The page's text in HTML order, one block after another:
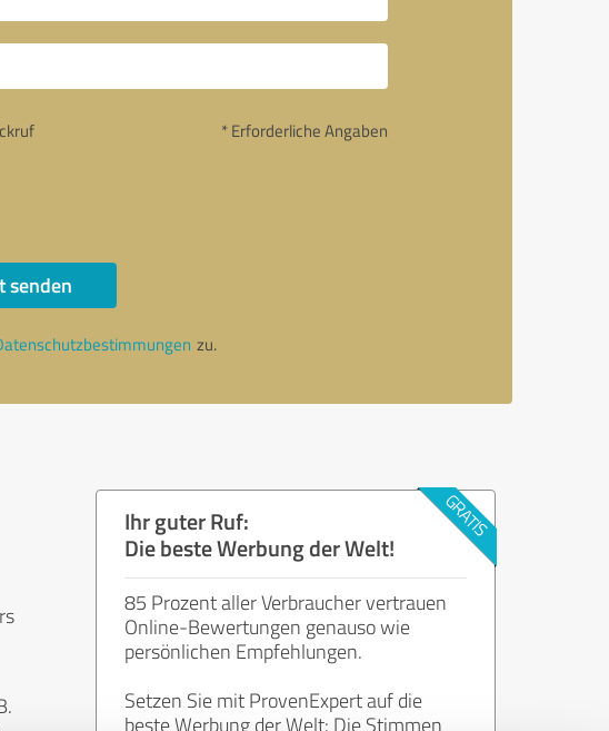
* Erforderliche Angaben
senden
zu.
Ihr guter Ruf:
Die beste Werbung der Welt!
85 Prozent aller Verbraucher vertrauen
Online-Bewertungen genauso wie
persönlichen Empfehlungen.
Setzen Sie mit ProvenExpert auf die
beste Werbung der Welt: Die Stimmen